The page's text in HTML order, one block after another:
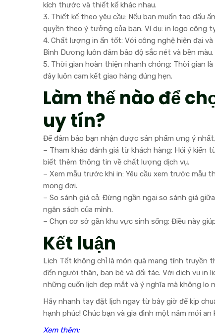
kích thước và thiết kế khác nhau.
3. Thiết kế theo yêu cầu: Nếu bạn muốn tạo dấu
quyền theo ý tưởng của bạn. Ví dụ: in logo công
4. Chất lượng in ấn tốt: Với công nghệ hiện đại
Bình Dương luôn đảm bảo độ sắc nét và bền màu.
5. Thời gian hoàn thiện nhanh chóng: Thời gian
đây luôn cam kết giao hàng đúng hẹn.
Làm thế nào để
uy tín?
Để đảm bảo bạn nhận được sản phẩm ưng ý
– Tham khảo đánh giá từ khách hàng: Hỏi ý kiến
biết thêm thông tin về chất lượng dịch vụ.
– Xem mẫu trước khi in: Yêu cầu xem trước mẫu
mong đợi.
– So sánh giá cả: Đừng ngần ngại so sánh giá
ngân sách của mình.
– Chọn cơ sở gần khu vực sinh sống: Điều này
Kết luận
Lịch Tết không chỉ là món quà mang tính truyền
đến người thân, bạn bè và đối tác. Với dịch vụ in
những cuốn lịch đẹp mắt và ý nghĩa mà không lo
Hãy nhanh tay đặt lịch ngay từ bây giờ để kịp
hạnh phúc! Chúc bạn và gia đình một năm mới
Xem thêm: